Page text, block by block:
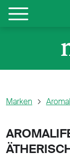
Marken